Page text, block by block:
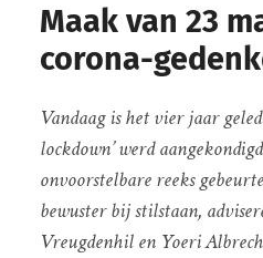
Maak van 23
corona-
Vandaag is het vier jaar
lockdown’ werd
onvoorstelbare reeks
bewuster bij stilstaan,
Vreugdenhil en Yoeri